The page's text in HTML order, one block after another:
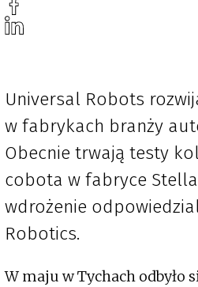
Universal Robots
w fabrykach branży
Obecnie trwają testy
cobota w fabryce
wdrożenie
Robotics.
W maju w Tychach odbyło